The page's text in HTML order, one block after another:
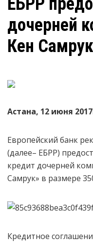
дочерней
Кен
Астана, 12 июня
Европейский банк
(далее– ЕБРР)
кредит дочерней
Самрук» в размере
Кредитное